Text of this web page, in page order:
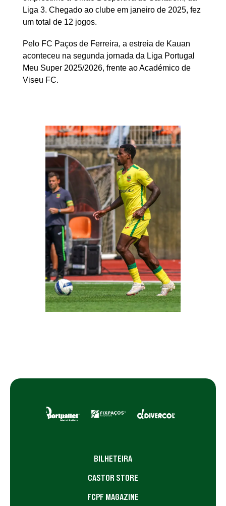
Liga 3. Chegado ao clube em janeiro de 2025, fez
um total de 12 jogos.
Pelo FC Paços de Ferreira, a estreia de Kauan
aconteceu na segunda jornada da Liga Portugal
Meu Super 2025/2026, frente ao Académico de
Viseu FC.
BILHETEIRA
CASTOR STORE
FCPF MAGAZINE